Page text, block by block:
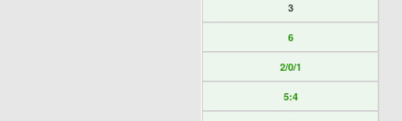
3
6
2/0/1
5:4